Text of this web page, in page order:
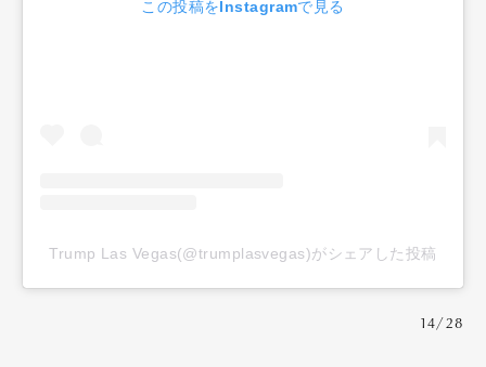
この投稿をInstagramで見る
Trump Las Vegas(@trumplasvegas)がシェアした投稿
14/28